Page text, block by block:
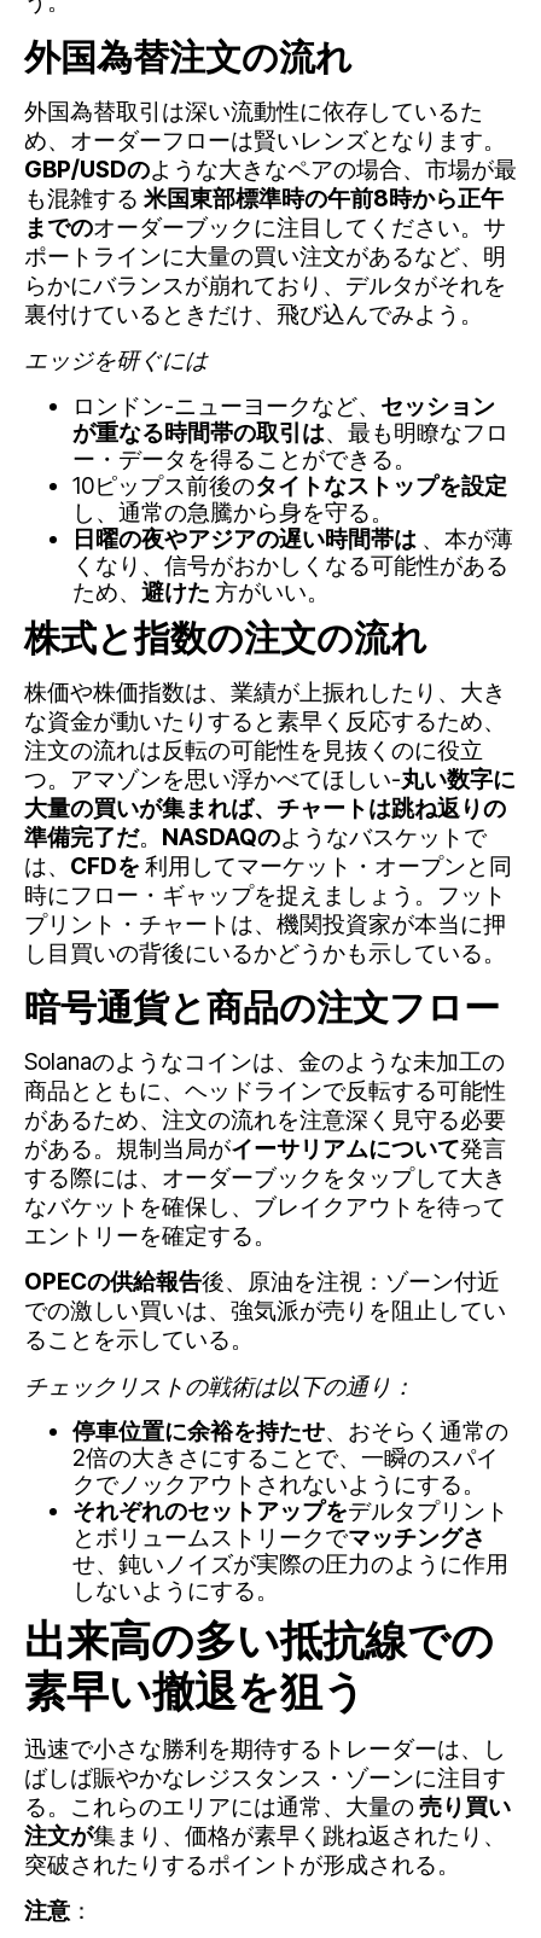
外国為替注文の流れ
外国為替取引は深い流動性に依存しているた
め、オーダーフローは賢いレンズとなります。
GBP/USDのような大きなペアの場合、市場が最
も混雑する 米国東部標準時の午前8時から正午
までのオーダーブックに注目してください。サ
ポートラインに大量の買い注文があるなど、明
らかにバランスが崩れており、デルタがそれを
裏付けているときだけ、飛び込んでみよう。
エッジを研ぐには
ロンドン-ニューヨークなど、 セッション
が重なる時間帯の取引は、最も明瞭なフロ
ー・データを得ることができる。
10ピップス前後のタイトなストップを設定
し、通常の急騰から身を守る。
日曜の夜やアジアの遅い時間帯は 、本が薄
くなり、信号がおかしくなる可能性がある
ため、 避けた 方がいい。
株式と指数の注文の流れ
株価や株価指数は、業績が上振れしたり、大き
な資金が動いたりすると素早く反応するため、
注文の流れは反転の可能性を見抜くのに役立
つ。アマゾンを思い浮かべてほしい-丸い数字に
大量の買いが集まれば、チャートは跳ね返りの
準備完了だ。 NASDAQのようなバスケットで
は、 CFDを 利用してマーケット・オープンと同
時にフロー・ギャップを捉えましょう。フット
プリント・チャートは、機関投資家が本当に押
し目買いの背後にいるかどうかも示している。
暗号通貨と商品の注文フロー
Solanaのようなコインは、金のような未加工の
商品とともに、ヘッドラインで反転する可能性
があるため、注文の流れを注意深く見守る必要
がある。規制当局がイーサリアムについて発言
する際には、オーダーブックをタップして大き
なバケットを確保し、ブレイクアウトを待って
エントリーを確定する。
OPECの供給報告後、原油を注視：ゾーン付近
での激しい買いは、強気派が売りを阻止してい
ることを示している。
チェックリストの戦術は以下の通り：
停車位置に余裕を持たせ、おそらく通常の
2倍の大きさにすることで、一瞬のスパイ
クでノックアウトされないようにする。
それぞれのセットアップをデルタプリント
とボリュームストリークでマッチングさ
せ、鈍いノイズが実際の圧力のように作用
しないようにする。
出来高の多い抵抗線での
素早い撤退を狙う
迅速で小さな勝利を期待するトレーダーは、し
ばしば賑やかなレジスタンス・ゾーンに注目す
る。これらのエリアには通常、大量の売り買い
注文が集まり、価格が素早く跳ね返されたり、
突破されたりするポイントが形成される。
注意 ：